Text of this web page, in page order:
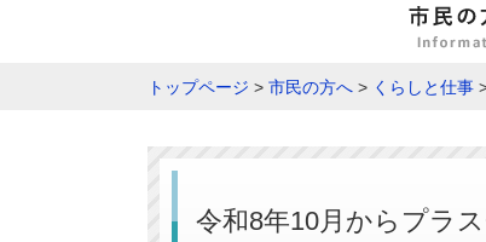
トップページ > 市民の方へ > くらしと仕事
令和8年10月からプラ